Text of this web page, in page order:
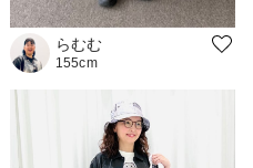
らむむ
155cm